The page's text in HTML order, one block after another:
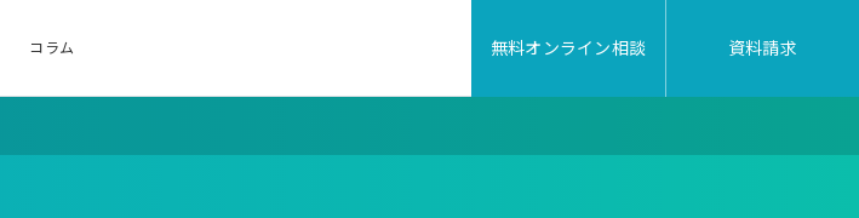
コラム 無料オンライン相談 資料請求